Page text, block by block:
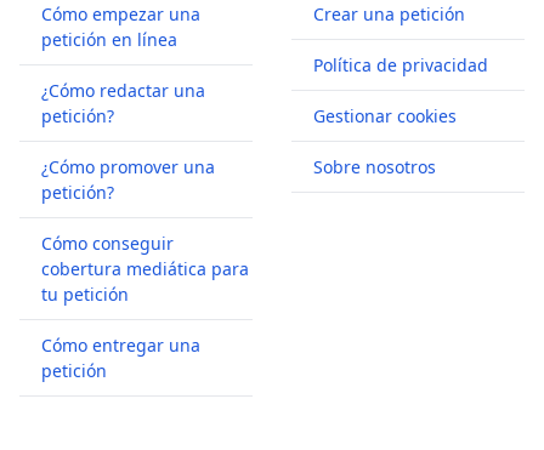
Cómo empezar una
petición en línea
¿Cómo redactar una
petición?
¿Cómo promover una
petición?
Cómo conseguir
cobertura mediática para
tu petición
Cómo entregar una
petición
Crear una petición
Política de privacidad
Gestionar cookies
Sobre nosotros